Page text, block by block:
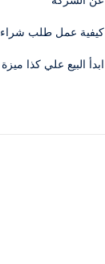
كيفية عمل طلب شراء
ابدأ البيع علي كذا ميزة